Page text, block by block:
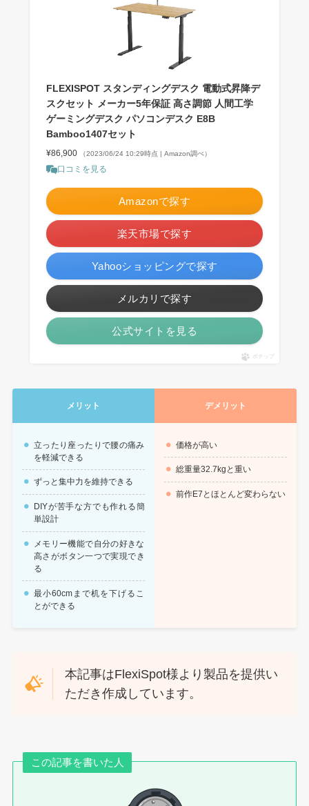
FLEXISPOT スタンディングデスク 電動式昇降デ
スクセット メーカー5年保証 高さ調節 人間工学
ゲーミングデスク パソコンデスク E8B
Bamboo1407セット
¥86,900 （2023/06/24 10:29時点 | Amazon調べ）
口コミを見る
Amazonで探す
楽天市場で探す
Yahooショッピングで探す
メルカリで探す
公式サイトを見る
ポチップ
メリット デメリット
立ったり座ったりで腰の痛み
を軽減できる
ずっと集中力を維持できる
DIYが苦手な方でも作れる簡
単設計
メモリー機能で自分の好きな
高さがボタン一つで実現でき
る
最小60cmまで机を下げるこ
とができる
価格が高い
総重量32.7kgと重い
前作E7とほとんど変わらない
本記事はFlexiSpot様より製品を提供い
ただき作成しています。
この記事を書いた人